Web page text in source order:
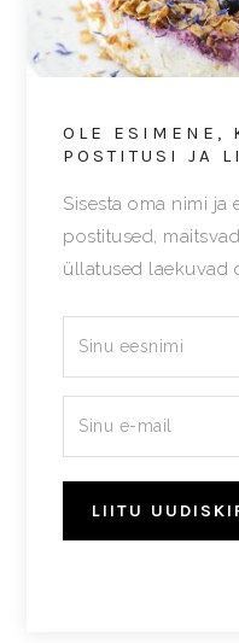
OLE ESIMENE,
POSTITUSI JA
Sisesta oma nimi ja
postitused,
üllatused laekuvad
LIITU